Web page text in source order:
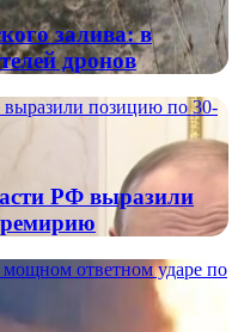
залива: в
дронов
выразили позицию по 30-
РФ выразили
ответном ударе по